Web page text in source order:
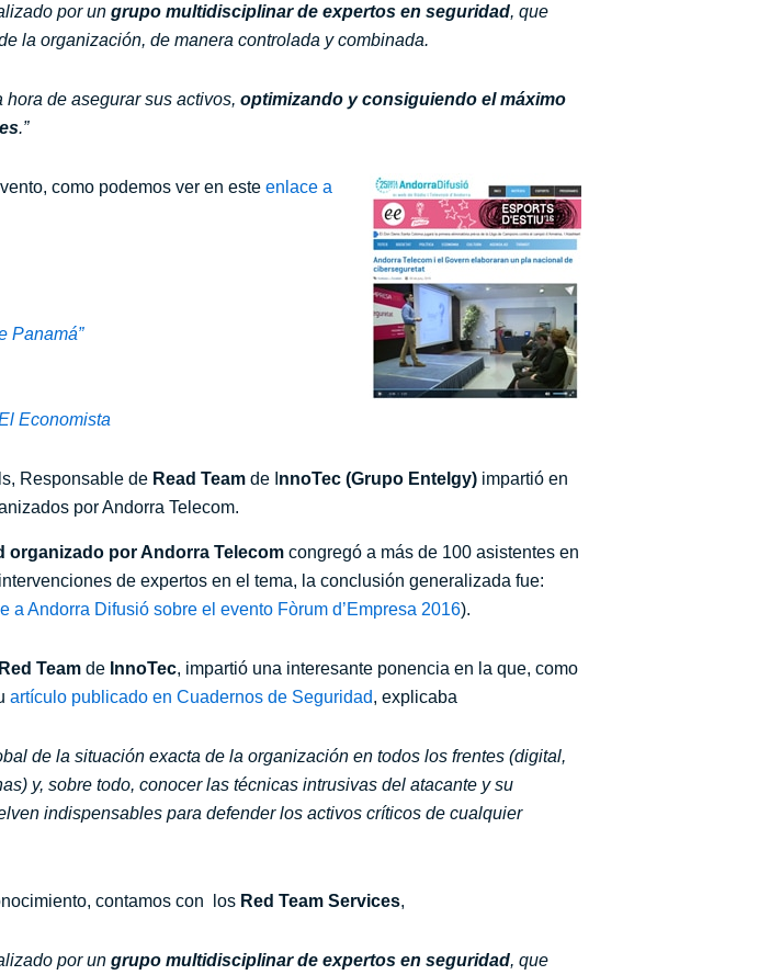
por un grupo multidisciplinar de expertos en seguridad, que
la organización, de manera controlada y combinada.
de asegurar sus activos, optimizando y consiguiendo el máximo
.”
como podemos ver en este enlace a
Panamá”
Economista
Responsable de Read Team de I nnoTec (Grupo Entelgy) impartió en
por Andorra Telecom.
por Andorra Telecom congregó a más de 100 asistentes en
de expertos en el tema, la conclusión generalizada fue:
a Andorra Difusió sobre el evento Fòrum d’Empresa 2016).
Red Team de InnoTec, impartió una interesante ponencia en la que, como
artículo publicado en Cuadernos de Seguridad, explicaba
de la situación exacta de la organización en todos los frentes (digital,
y, sobre todo, conocer las técnicas intrusivas del atacante y su
indispensables para defender los activos críticos de cualquier
contamos con los Red Team Services,
por un grupo multidisciplinar de expertos en seguridad, que